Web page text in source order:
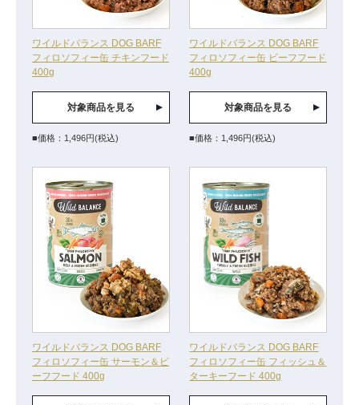
ワイルドバランス DOG BARF
フィロソフィー缶 チキンフード
400g
対象商品を見る
■価格：1,496円(税込)
ワイルドバランス DOG BARF
フィロソフィー缶 ビーフフード
400g
対象商品を見る
■価格：1,496円(税込)
ワイルドバランス DOG BARF
フィロソフィー缶 サーモン＆ビ
ーフフード 400g
ワイルドバランス DOG BARF
フィロソフィー缶 フィッシュ＆
ターキーフード 400g